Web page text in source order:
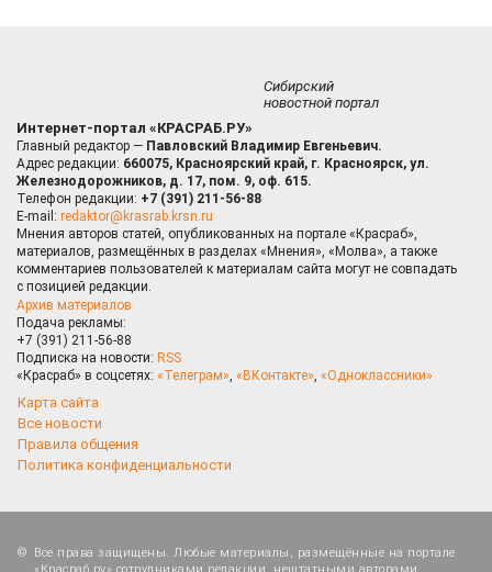
Сибирский
новостной портал
Интернет-портал «КРАСРАБ.РУ»
Главный редактор — Павловский Владимир Евгеньевич.
Адрес редакции: 660075, Красноярский край, г. Красноярск, ул.
Железнодорожников, д. 17, пом. 9, оф. 615.
Телефон редакции: +7 (391) 211-56-88
E-mail: redaktor@krasrab.krsn.ru
Мнения авторов статей, опубликованных на портале «Красраб»,
материалов, размещённых в разделах «Мнения», «Молва», а также
комментариев пользователей к материалам сайта могут не совпадать
с позицией редакции.
Архив материалов
Подача рекламы:
+7 (391) 211-56-88
Подписка на новости: RSS
«Красраб» в соцсетях: «Телеграм», «ВКонтакте», «Одноклассники»
Карта сайта
Все новости
Правила общения
Политика конфиденциальности
Все права защищены. Любые материалы, размещённые на портале